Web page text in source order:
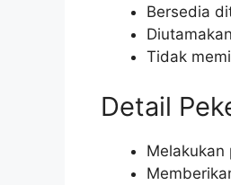
Bersedia
Tidak
Detail
Melakukan